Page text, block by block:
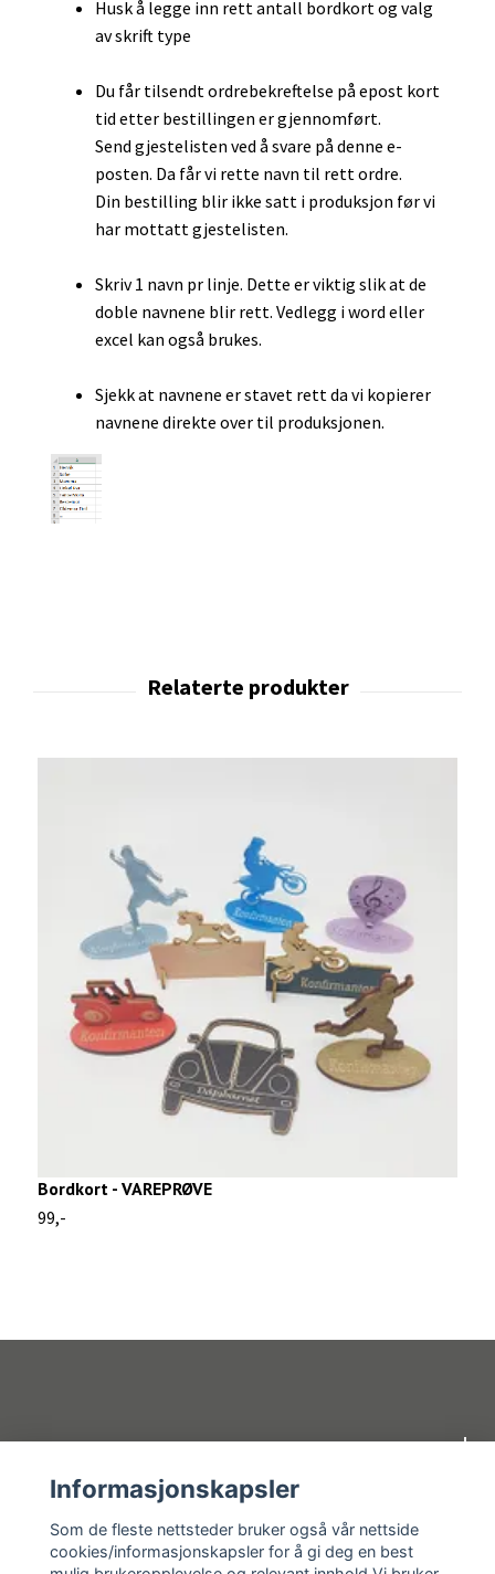
Husk å legge inn rett antall bordkort og valg
av skrift type
Du får tilsendt ordrebekreftelse på epost kort
tid etter bestillingen er gjennomført.
Send gjestelisten ved å svare på denne e-
posten. Da får vi rette navn til rett ordre.
Din bestilling blir ikke satt i produksjon før vi
har mottatt gjestelisten.
Skriv 1 navn pr linje. Dette er viktig slik at de
doble navnene blir rett. Vedlegg i word eller
excel kan også brukes.
Sjekk at navnene er stavet rett da vi kopierer
navnene direkte over til produksjonen.
Bordkort - VAREPRØVE
99,-
Informasjonskapsler
Som de fleste nettsteder bruker også vår nettside
cookies/informasjonskapsler for å gi deg en best